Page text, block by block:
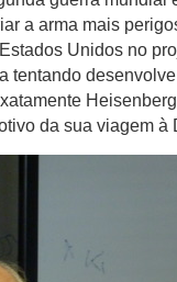
a arma mais
Unidos no
tentando
da sua viagem